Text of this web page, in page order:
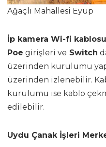
Ağaçlı Mahallesi Eyüp
İp kamera Wi-fi
Poe girişleri ve Switch
üzerinden kurulumu
üzerinden izlenebilir.
kurulumu ise kablo
edilebilir.
Uydu Çanak İşleri